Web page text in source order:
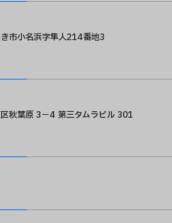
市小名浜字隼人214番地3
秋葉原 3－4 第三タムラビル 301